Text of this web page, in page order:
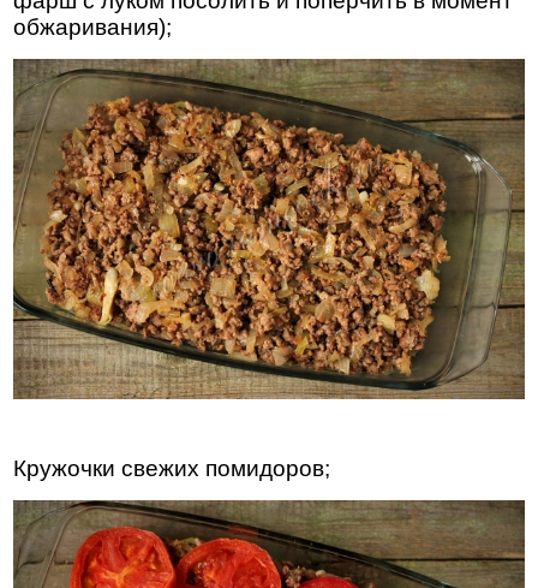
обжаривания);
Кружочки свежих помидоров;